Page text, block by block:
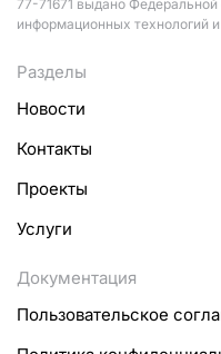
77-71671 выдано
информационных технологий
Разделы
Новости
Контакты
Проекты
Услуги
Документация
Пользовательское